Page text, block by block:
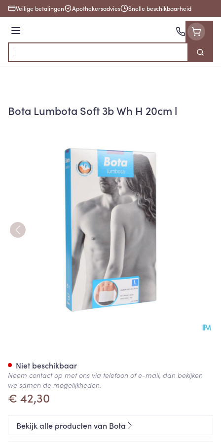
Ga naar de inhoud
Veilige betalingen Apothekersadvies Snelle beschikbaarheid
Menu
Product, merk, categorie...
Zoek
Bota Lumbota Soft 3b Wh H 20cm l
€ 42,30
Niet beschikbaar
Neem contact op met ons via telefoon of e-mail, dan bekijken
we samen de mogelijkheden.
Bekijk alle producten van Bota